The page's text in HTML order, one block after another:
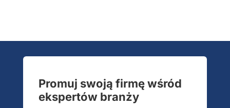
Promuj swoją firmę wśród
ekspertów branży